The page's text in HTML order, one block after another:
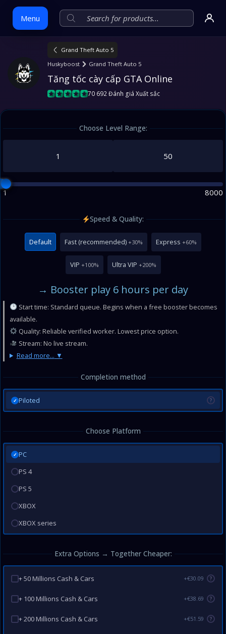
Menu
Skip
Grand Theft Auto 5
Huskyboost
Grand Theft Auto 5
Tăng tốc cày cấp GTA Online
70 692 Đánh giá Xuất sắc
Choose Level Range:
1 8000
Speed & Quality:
Default Fast (recommended) +30% Express +60%
VIP +100% Ultra VIP +200%
→ Booster play 6 hours per day
Start time: Standard queue. Begins when a free booster becomes
available.
Quality: Reliable verified worker. Lowest price option.
Stream: No live stream.
Read more...
Completion method
✓ Piloted ?
Choose Platform
✓ PC
PS 4
PS 5
XBOX
XBOX series
Extra Options → Together Cheaper:
+ 50 Millions Cash & Cars +€30.09 ?
+ 100 Millions Cash & Cars +€38.69 ?
+ 200 Millions Cash & Cars +€51.59 ?